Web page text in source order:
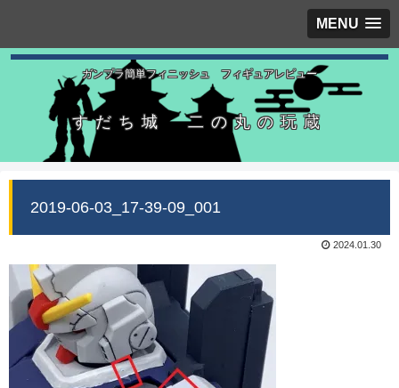
MENU
ガンプラ簡単フィニッシュ フィギュアレビュー
すだち城 二の丸の玩蔵
2019-06-03_17-39-09_001
2024.01.30